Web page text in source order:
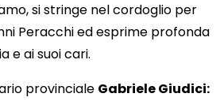
si stringe nel cordoglio per
Peracchi ed esprime profonda
e ai suoi cari.
provinciale Gabriele Giudici: